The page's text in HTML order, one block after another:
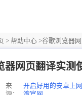
> 帮助中心 >谷歌浏览器
器网页翻译实测
来
开启好用的安卓上